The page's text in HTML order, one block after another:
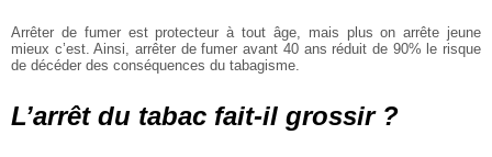
Arrêter de fumer est protecteur à tout âge, mais plus on arrête jeune
mieux c’est. Ainsi, arrêter de fumer avant 40 ans réduit de 90% le risque
de décéder des conséquences du tabagisme.
L’arrêt du tabac fait-il grossir ?